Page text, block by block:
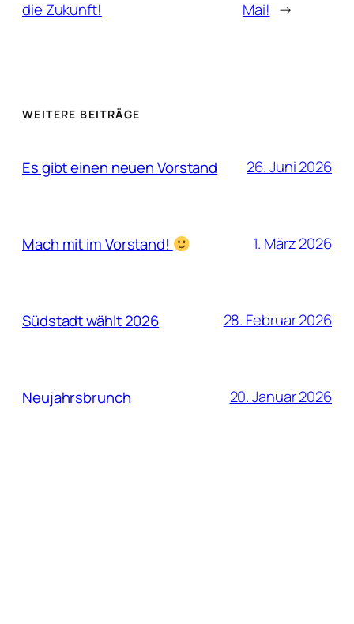
die Zukunft!
Mai! →
WEITERE BEITRÄGE
Es gibt einen neuen Vorstand 26. Juni 2026
Mach mit im Vorstand! 1. März 2026
Südstadt wählt 2026 28. Februar 2026
Neujahrsbrunch 20. Januar 2026